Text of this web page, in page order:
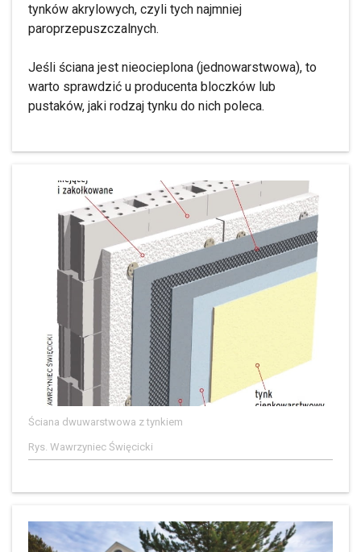
tynków akrylowych, czyli tych najmniej
paroprzepuszczalnych.
Jeśli ściana jest nieocieplona (jednowarstwowa), to
warto sprawdzić u producenta bloczków lub
pustaków, jaki rodzaj tynku do nich poleca.
Ściana dwuwarstwowa z tynkiem
Rys. Wawrzyniec Święcicki